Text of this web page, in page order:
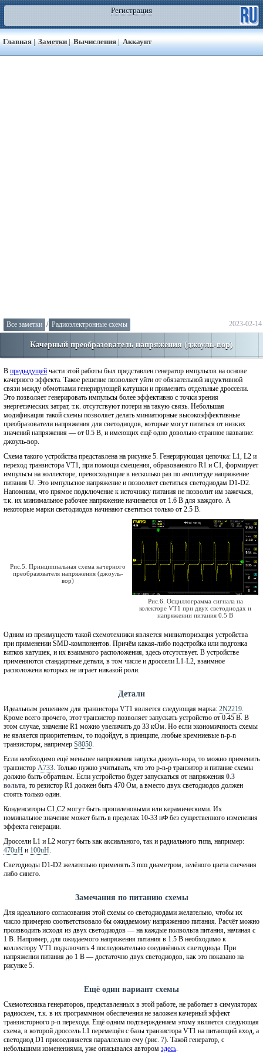
Регистрация
Главная | Заметки | Вычисления | Аккаунт
2023-02-14
Все заметки / Радиоэлектронные схемы
Качерный преобразователь напряжения (джоуль-вор)
В предыдущей части этой работы был представлен генератор импульсов на основе
качерного эффекта. Такое решение позволяет уйти от обязательной индуктивной
связи между обмотками генерирующей катушки и применить отдельные дроссели.
Это позволяет генерировать импульсы более эффективно с точки зрения
энергетических затрат, т.к. отсутствуют потери на такую связь. Небольшая
модификация такой схемы позволяет делать миниатюрные высокоэффективные
преобразователи напряжения для светодиодов, которые могут питаться от низких
значений напряжения — от 0.5 В, и имеющих ещё одно довольно странное название:
джоуль-вор.
Схема такого устройства представлена на рисунке 5. Генерирующая цепочка: L1, L2 и
переход транзистора VT1, при помощи смещения, образованного R1 и C1, формирует
импульсы на коллекторе, превосходящие в несколько раз по амплитуде напряжение
питания U. Это импульсное напряжение и позволяет светиться светодиодам D1-D2.
Напомним, что прямое подключение к источнику питания не позволит им зажечься,
т.к. их минимальное рабочее напряжение начинается от 1.6 В для каждого. А
некоторые марки светодиодов начинают светиться только от 2.5 В.
Рис.5. Принципиальная схема качерного
преобразователя напряжения (джоуль-
вор)
Рис.6. Осциллограмма сигнала на
колекторе VT1 при двух светодиодах и
напряжении питания 0.5 В
Одним из преимуществ такой схемотехники является миниатюризация устройства
при применении SMD-компонентов. Причём какая-либо подстройка или подгонка
витков катушек, и их взаимного расположения, здесь отсутствует. В устройстве
применяются стандартные детали, в том числе и дроссели L1-L2, взаимное
расположени которых не играет никакой роли.
Детали
Идеальным решением для транзистора VT1 является следующая марка: 2N2219
Кроме всего прочего, этот транзистор позволяет запускать устройство от 0.45 В. В
этом случае, значение R1 можно увеличить до 33 кОм. Но если экономичность схемы
не является приоритетным, то подойдут, в принципе, любые кремниевые n-p-n
транзисторы, например S8050
Если необходимо ещё меньшее напряжения запуска джоуль-вора, то можно применить
транзистор A733 . Только нужно учитывать, что это p-n-p транзитор и питание схемы
должно быть обратным. Если устройство будет запускаться от напряжения 0.3
вольта , то резистор R1 должен быть 470 Ом, а вместо двух светодиодов должен
стоять только один.
Конденсаторы C1,C2 могут быть пропиленовыми или керамическими. Их
номинальное значение может быть в пределах 10-33 нФ без существенного изменения
эффекта генерации.
Дроссели L1 и L2 могут быть как аксиального, так и радиального типа, например:
470uH и 100uH
Светодиоды D1-D2 желательно применять 3 mm диаметром, зелёного цвета свечения
либо синего.
Замечания по питанию схемы
Для идеального согласования этой схемы со светодиодами желательно, чтобы их
число примерно соответствовало бы ожидаемому напряжению питания. Расчёт можно
производить исходя из двух светодиодов — на каждые полвольта питания, начиная с
1 В. Например, для ожидаемого напряжения питания в 1.5 В необходимо к
коллектору VT1 подключить 4 последовательно соединённых светодиода. При
напряжении питания до 1 В — достаточно двух светодиодов, как это показано на
рисунке 5.
Ещё один вариант схемы
Схемотехника генераторов, представленных в этой работе, не работает в симуляторах
радиосхем, т.к. в их программном обеспечении не заложен качерный эффект
транзисторного p-n перехода. Ещё одним подтверждением этому является следующая
схема, в которой дроссель L1 перемещён с базы транзистора VT1 на питающий вход, а
светодиод D1 присоединяется параллельно ему (рис. 7). Такой генератор, с
небольшими изменениями, уже описывался автором здесь